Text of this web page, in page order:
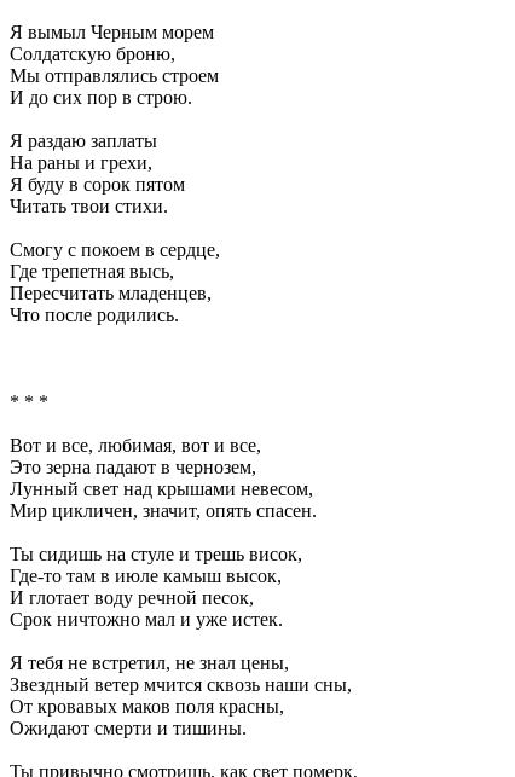
Я вымыл Черным морем
Солдатскую броню,
Мы отправлялись строем
И до сих пор в строю.
Я раздаю заплаты
На раны и грехи,
Я буду в сорок пятом
Читать твои стихи.
Смогу с покоем в сердце,
Где трепетная высь,
Пересчитать младенцев,
Что после родились.
* * *
Вот и все, любимая, вот и все,
Это зерна падают в чернозем,
Лунный свет над крышами невесом,
Мир цикличен, значит, опять спасен.
Ты сидишь на стуле и трешь висок,
Где-то там в июле камыш высок,
И глотает воду речной песок,
Срок ничтожно мал и уже истек.
Я тебя не встретил, не знал цены,
Звездный ветер мчится сквозь наши сны,
От кровавых маков поля красны,
Ожидают смерти и тишины.
Ты привычно смотришь, как свет померк,